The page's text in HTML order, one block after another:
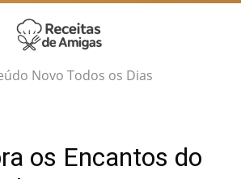
Novo Todos os Dias
os Encantos do